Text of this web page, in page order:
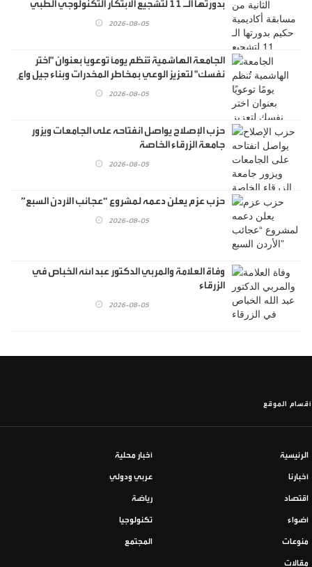
بدورتها الـ 11 لتشجيع الابتكار التكنولوجي الطبي
2026-08-05
الجامعة الهاشمية تُنظم يومًا توعويًا بعنوان "اختر
نفسك" لتعزيز الوعي بمخاطر المخدرات وبناء جيل واعٍ
2026-08-05
حزب الإصلاح يواصل انفتاحه على الجامعات ويزور
جامعة الزرقاء الخاصة
2026-08-05
حزب عزم يعلن دعمه لمشروع “عجائب الأردن السبع”
2026-08-05
وفاة العلامة والمربي الدكتور عبد الله الخباص في
الزرقاء
2026-08-05
أقسام الموقع
الرئيسية أخبار محلية
أخبارنا عربي ودولي
اقتصاد رياضة
أضواء تكنولوجيا
منوعات المجتمع
مقالات